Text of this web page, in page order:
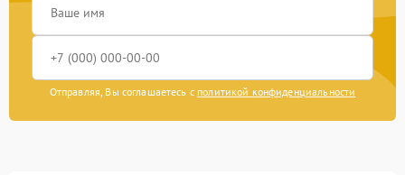
Отправляя, Вы соглашаетесь с политикой конфиденциальности